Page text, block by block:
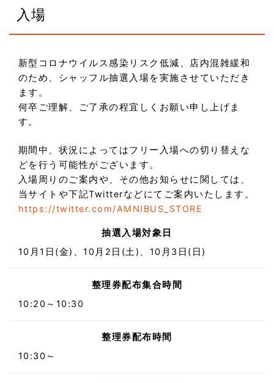
入場
新型コロナウイルス感染リスク低減、店内混雑緩和
のため、シャッフル抽選入場を実施させていただき
ます。
何卒ご理解、ご了承の程宜しくお願い申し上げま
す。
期間中、状況によってはフリー入場への切り替えな
どを行う可能性がございます。
入場周りのご案内や、その他お知らせに関しては、
当サイトや下記Twitterなどにてご案内いたします。
https://twitter.com/AMNIBUS_STORE
抽選入場対象日
10月1日(金)、10月2日(土)、10月3日(日)
整理券配布集合時間
10:20～10:30
整理券配布時間
10:30～